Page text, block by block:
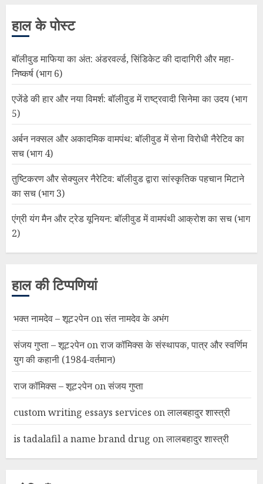
हाल के पोस्ट
बॉलीवुड माफिया का अंत: अंडरवर्ल्ड, सिंडिकेट की दादागिरी और महा-
निष्कर्ष (भाग 6)
एजेंडे की हार और नया विमर्श: बॉलीवुड में राष्ट्रवादी सिनेमा का उदय (भाग
5)
अर्बन नक्सल और अकादमिक वामपंथ: बॉलीवुड में सेना विरोधी नैरेटिव का
सच (भाग 4)
तुष्टिकरण और सेक्युलर नैरेटिव: बॉलीवुड द्वारा सांस्कृतिक पहचान मिटाने
का सच (भाग 3)
एंग्री यंग मैन और ट्रेड यूनियन: बॉलीवुड में वामपंथी आक्रोश का सच (भाग
2)
हाल की टिप्पणियां
भक्त नामदेव – शूट२पेनonसंत नामदेव के अभंग
संजय गुप्ता – शूट२पेनonराज कॉमिक्स के संस्थापक, पात्र और स्वर्णिम
युग की कहानी (1984-वर्तमान)
राज कॉमिक्स – शूट२पेनonसंजय गुप्ता
custom writing essays services onलालबहादुर शास्त्री
is tadalafil a name brand drug onलालबहादुर शास्त्री